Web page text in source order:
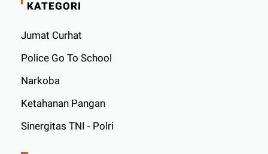
KATEGORI
Jumat Curhat
Police Go To School
Narkoba
Ketahanan Pangan
Sinergitas TNI - Polri